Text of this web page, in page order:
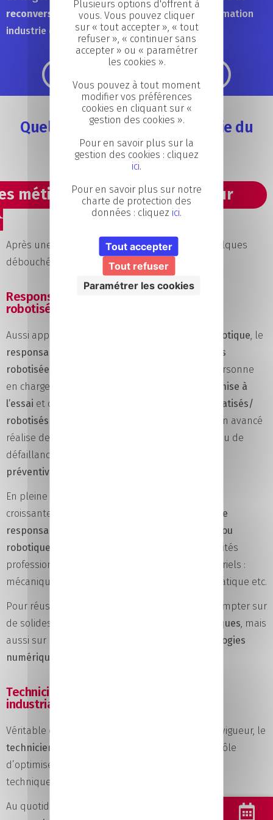
reconversion professionnelle . Alors, quelle formation
industrie du futur suivre ?
Quelques métiers de l’industrie du
futur
métiers de l'industrie du futur
Après une formation industrie du futur, voici quelques
débouchés possibles :
Responsable maintenance d’installation
robotisée
Aussi appelé technicien de maintenance en robotique, le
responsable de la maintenance des installations
robotisées
) est la personne
en charge de l’
mise à
l’essai et de la
systèmes automatisés/
robotisés dans l’usine. Au quotidien, ce technicien avancé
réalise des
en cas de pannes ou de
défaillances avérées, mais aussi des
préventives
En pleine émergence du fait de l’automatisation
croissante des postes de production, le
métier de
responsable de maintenance en automatismes ou
robotique est porteur de nombreuses opportunités
professionnelles dans tous les domaines industriels :
mécanique, électricité, électrotechnique, pneumatique etc.
Pour réussir dans cette fonction, il vaut mieux compter sur
de solides
compétences logiques et mathématiques, mais
aussi sur une connaissance pointue des
technologies
numériques
Technicien supérieur méthode et
industrialisation
Véritable expert des normes réglementaires en vigueur, le
technicien méthode et industrialisation
a pour rôle
d’optimiser les processus ainsi que les solutions
techniques de production industrielle.
Au quotidien, il travaille avec des
Plusieurs options d'offrent à
vous. Vous pouvez cliquer
sur « tout accepter », « tout
refuser », « continuer sans
accepter » ou « paramétrer
les cookies ».
Vous pouvez à tout moment
modifier vos préférences
cookies en cliquant sur «
gestion des cookies ».
Pour en savoir plus sur la
gestion des cookies : cliquez
ici.
Pour en savoir plus sur notre
charte de protection des
données : cliquez ici.
Tout accepter
Tout refuser
Paramétrer les cookies